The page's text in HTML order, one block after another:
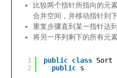
比较两个指针所指向的元
合并空间，并移动指针到
重复步骤直到某一指针达
将另一序列剩下的所有元
1
2
public class Sort
public s